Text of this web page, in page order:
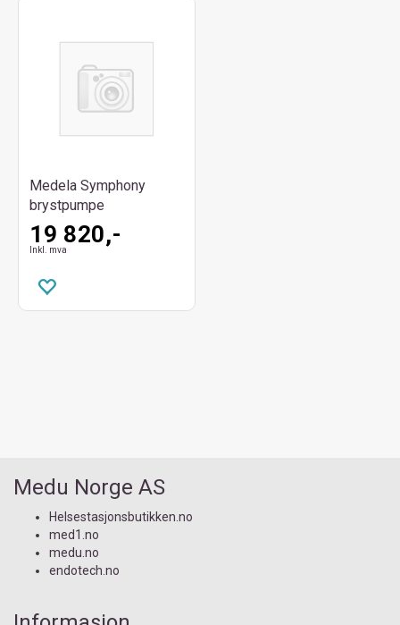
Medela Symphony
brystpumpe
19 820,-
Inkl. mva
Medu Norge AS
Helsestasjonsbutikken.no
med1.no
medu.no
endotech.no